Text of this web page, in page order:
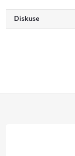
Diskuse